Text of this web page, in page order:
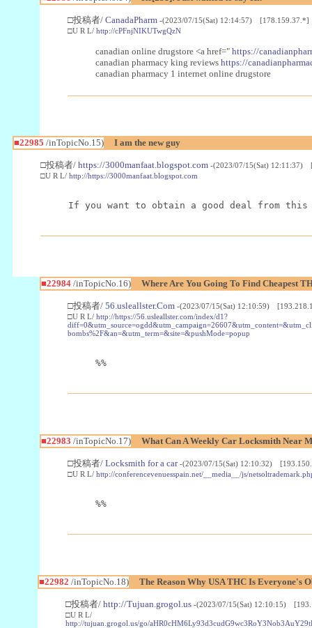
□投稿者/ CanadaPharm -(2023/07/15(Sat) 12:14:57) [178.159.37.*]
□U R L/ http://cPFnjNIKUTwgQzN
canadian online drugstore <a href=" https://
canadian pharmacy king reviews https://
canadian pharmacy 1 internet online drugstore
■22985 /inTopicNo.15) I am the new guy
□投稿者/ https://3000manfaat.blogspot.com -(2023/07/15(Sat) 12:11:37)
□U R L/ http://https://3000manfaat.blogspot.com
If you want to obtain a good deal from this
■22984/inTopicNo.16) Where Are You Going To Find Cheapest
□投稿者/ 56.usleallster.Com -(2023/07/15(Sat) 12:10:59)
□U R L/ http://https://56.usleallster.com/index/d1?
bombs%2F&an=&utm_term=&site=&pushMode=popup
%%
■22983 /inTopicNo.17) What Can A Weekly Car Locksmith Near
□投稿者/ Locksmith for a car -(2023/07/15(Sat) 12:10:32)
□U R L/ http://conferencevenuesspain.net/__media__/js/
%%
■22982 /inTopicNo.18) The Reason Why USA THC Is Everyone's
□投稿者/ http://Tujuan.grogol.us -(2023/07/15(Sat) 12:10:15)
□U R L/
http://tujuan.grogol.us/go/